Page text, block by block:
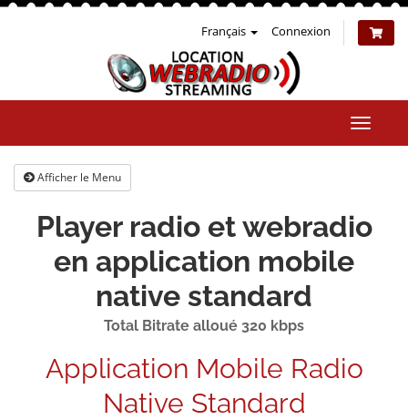
Français Connexion
la
Afficher le Menu
Player radio et webradio
en application mobile
native standard
Total Bitrate alloué 320 kbps
Application Mobile Radio
Native Standard